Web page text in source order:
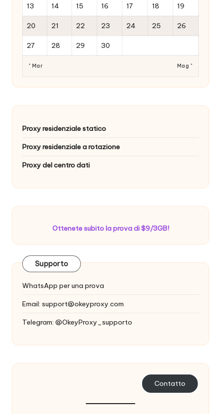
13 14 15 16 17 18 19
20 21 22 23 24 25 26
27 28 29 30
" Mar Mag "
Proxy residenziale statico
Proxy residenziale a rotazione
Proxy del centro dati
Ottenete subito la prova di $9/3GB!
Supporto
WhatsApp per una prova
Email: support@okeyproxy.com
Telegram: @OkeyProxy_supporto
Contatto